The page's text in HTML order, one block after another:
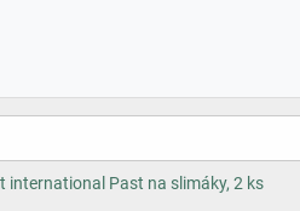
international Past na slimáky, 2 ks